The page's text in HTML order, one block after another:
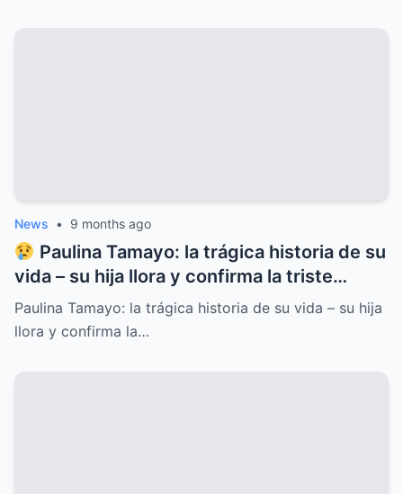
News • 9 months ago
Paulina Tamayo: la trágica historia de su
vida – su hija llora y confirma la triste
noticia
Paulina Tamayo: la trágica historia de su vida – su hija
llora y confirma la…